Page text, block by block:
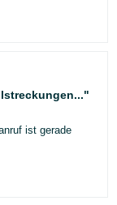
werden und
anmelden
wo ungenutzte
ihr immer mit
auch im Streitfalle
mit
alles liest
mehr bei
dazu.
bestelle,
der Türe abgelegt
uns- trinkt aber
ist gerade
wieder
Schwitzen